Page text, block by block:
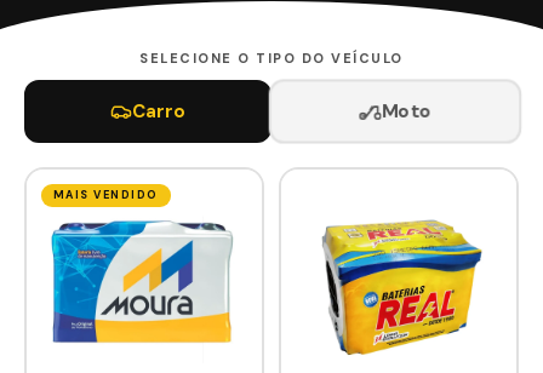
SELECIONE O TIPO DO VEÍCULO
Carro Moto
MAIS VENDIDO